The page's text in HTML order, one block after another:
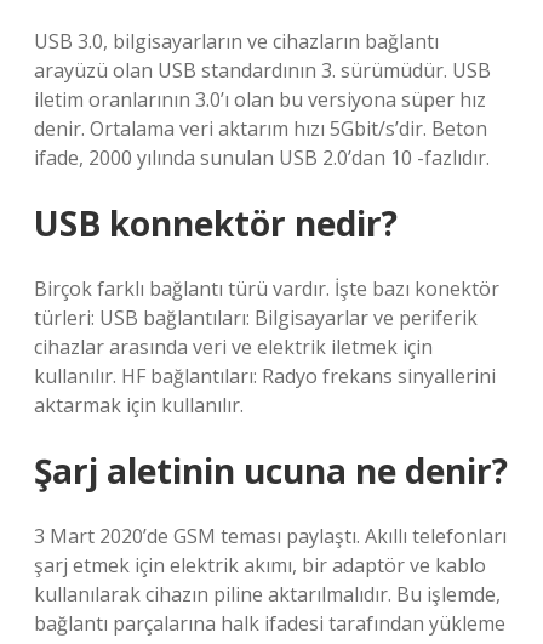
USB 3.0, bilgisayarların ve cihazların bağlantı
arayüzü olan USB standardının 3. sürümüdür. USB
iletim oranlarının 3.0’ı olan bu versiyona süper hız
denir. Ortalama veri aktarım hızı 5Gbit/s’dir. Beton
ifade, 2000 yılında sunulan USB 2.0’dan 10 -fazlıdır.
USB konnektör nedir?
Birçok farklı bağlantı türü vardır. İşte bazı konektör
türleri: USB bağlantıları: Bilgisayarlar ve periferik
cihazlar arasında veri ve elektrik iletmek için
kullanılır. HF bağlantıları: Radyo frekans sinyallerini
aktarmak için kullanılır.
Şarj aletinin ucuna ne denir?
3 Mart 2020’de GSM teması paylaştı. Akıllı telefonları
şarj etmek için elektrik akımı, bir adaptör ve kablo
kullanılarak cihazın piline aktarılmalıdır. Bu işlemde,
bağlantı parçalarına halk ifadesi tarafından yükleme